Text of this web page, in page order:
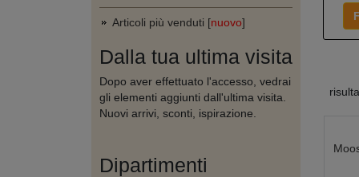
Articoli più venduti [nuovo]
Dalla tua ultima visita
Dopo aver effettuato l'accesso, vedrai
gli elementi aggiunti dall'ultima visita.
Nuovi arrivi, sconti, ispirazione.
Dipartimenti